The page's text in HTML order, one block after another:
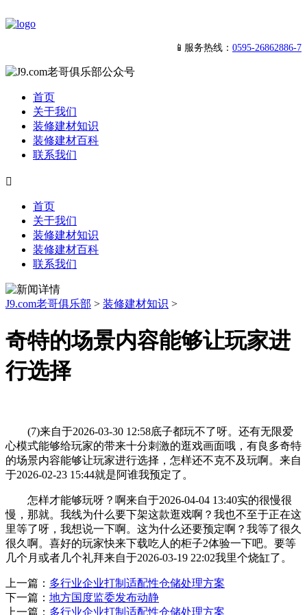
📱服务热线： 0595-26862886-7
首页
关于我们
装修建材知识
装修建材百科
联系我们

首页
关于我们
装修建材知识
装修建材百科
联系我们
J9.com老哥俱乐部 > 装修建材知识 >
奇特的场景内容能够让玩家进
行选择
(7)来自于2026-03-30 12:58底子都玩不了呀。还有无限爱
心模式能够给玩家的带来十分刺激的逛戏画面哦，有良多奇特
的场景内容能够让玩家进行选择，怎样还不克不及玩啊。来自
于2026-02-23 15:44就是阿谁我预定了。
怎样才能够玩呀？啊来自于2026-04-04 13:40实的很慢很
慢，那就。我线为什么要下架这款逛戏啊？我也不至于正在这
里等了呀，我想说一下啊。这为什么还要预定啊？我等了很久
很久啊。喜好的玩家快来下载吃人的柜子2体验一下吧。要等
几个月或者几个礼拜来自于2026-03-19 22:02我里个烧缸了。
上一篇： 多行业企业打制适配性仓储处理方案
下一篇： 地方国度监委发布动静
上一篇： 多行业企业打制适配性仓储处理方案